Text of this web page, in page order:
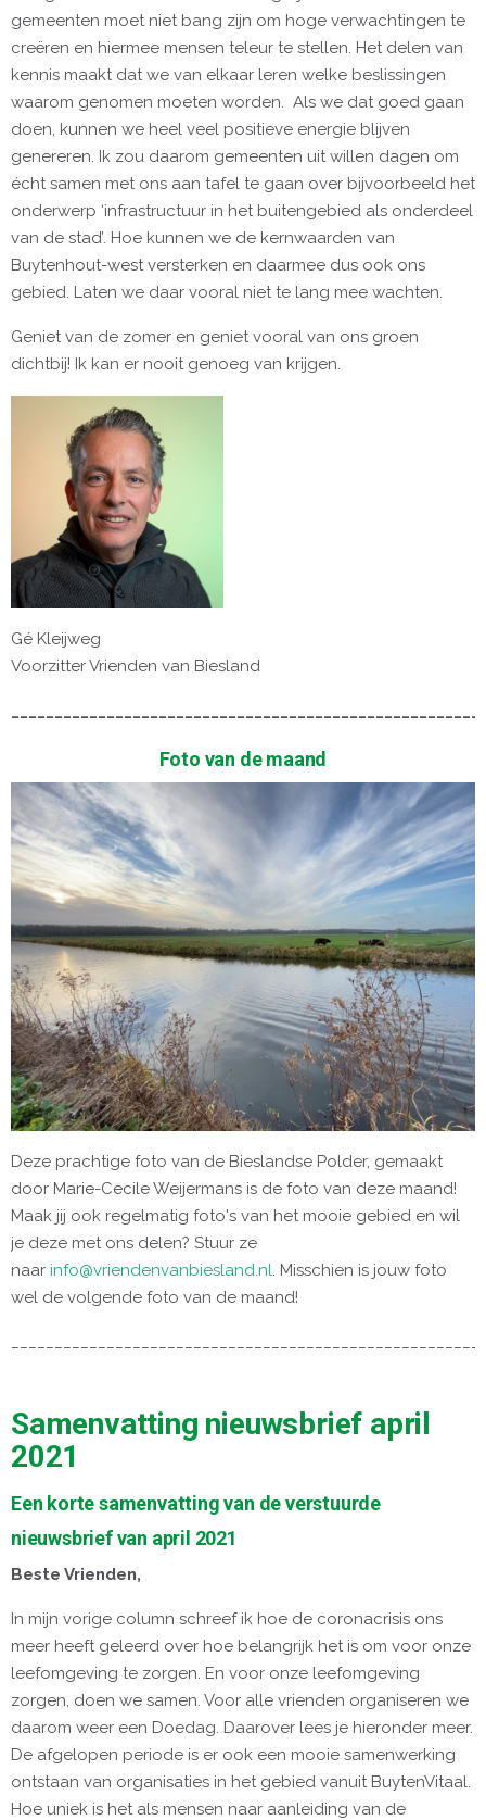
gemeenten moet niet bang zijn om hoge verwachtingen te
creëren en hiermee mensen teleur te stellen. Het delen van
kennis maakt dat we van elkaar leren welke beslissingen
waarom genomen moeten worden. Als we dat goed gaan
doen, kunnen we heel veel positieve energie blijven
genereren. Ik zou daarom gemeenten uit willen dagen om
écht samen met ons aan tafel te gaan over bijvoorbeeld het
onderwerp ‘infrastructuur in het buitengebied als onderdeel
van de stad’. Hoe kunnen we de kernwaarden van
Buytenhout-west versterken en daarmee dus ook ons
gebied. Laten we daar vooral niet te lang mee wachten.
Geniet van de zomer en geniet vooral van ons groen
dichtbij! Ik kan er nooit genoeg van krijgen.
Gé Kleijweg
Voorzitter Vrienden van Biesland
Foto van de maand
Deze prachtige foto van de Bieslandse Polder, gemaakt
door Marie-Cecile Weijermans is de foto van deze maand!
Maak jij ook regelmatig foto's van het mooie gebied en wil
je deze met ons delen? Stuur ze
naar info@vriendenvanbiesland.nl. Misschien is jouw foto
wel de volgende foto van de maand!
Samenvatting nieuwsbrief april
2021
Een korte samenvatting van de verstuurde
nieuwsbrief van april 2021
Beste Vrienden,
In mijn vorige column schreef ik hoe de coronacrisis ons
meer heeft geleerd over hoe belangrijk het is om voor onze
leefomgeving te zorgen. En voor onze leefomgeving
zorgen, doen we samen. Voor alle vrienden organiseren we
daarom weer een Doedag. Daarover lees je hieronder meer.
De afgelopen periode is er ook een mooie samenwerking
ontstaan van organisaties in het gebied vanuit BuytenVitaal.
Hoe uniek is het als mensen naar aanleiding van de